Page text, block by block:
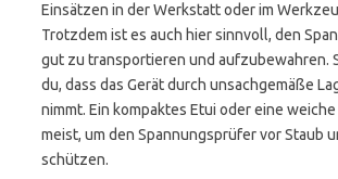
Einsätzen in der Werkstatt oder im
Trotzdem ist es auch hier sinnvoll, den
gut zu transportieren und aufzubewahren.
du, dass das Gerät durch unsachgemäße
nimmt. Ein kompaktes Etui oder eine
meist, um den Spannungsprüfer vor Staub
schützen.